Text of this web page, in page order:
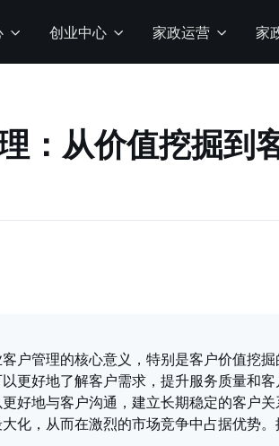
创业中心 家政运营 家
：从价值挖掘到
户管理的核心意义，特别是客户价值挖
更好地了解客户需求，提升服务质量和
好地与客户沟通，建立长期稳定的客户
化，从而在激烈的市场竞争中占据优势。